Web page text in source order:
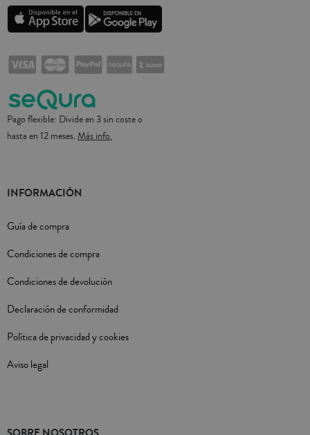
Pago flexible: Divide en 3 sin coste o
hasta en 12 meses. Más info.
INFORMACIÓN
Guía de compra
Condiciones de compra
Condiciones de devolución
Declaración de conformidad
Política de privacidad y cookies
Aviso legal